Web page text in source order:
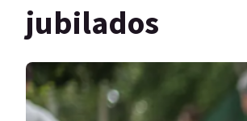
jubilados